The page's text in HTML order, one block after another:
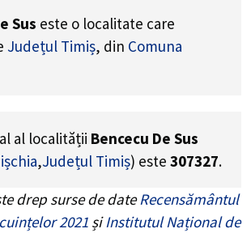
Sus este o localitate care
Județul Timiș, din Comuna
al localității Bencecu De Sus
,Județul Timiș) este 307327.
drep surse de dateRecensământul
2021 șiInstitutul Național de